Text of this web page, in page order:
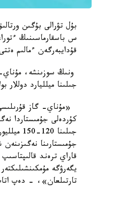
بۇل تۋرالى بۇگىن
س باسقارماسىنىڭ
قۇدايبەرگەن ءمالىم
ونىڭ سوزىنشە، مۇناي-
جىلىنا ميلليارد دوللار
كۇردەلى جۇمىستاردا
جۇمىستارىنا نەگىزىنەن
قاراي ترەند
تارتىلعان»، - دەپ